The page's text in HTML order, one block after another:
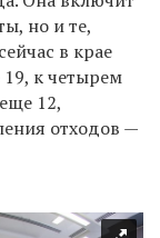
но и те,
в крае
к четырем
12,
отходов —